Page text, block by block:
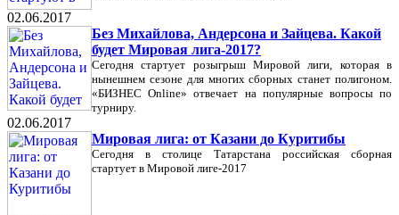
02.06.2017
Без Михайлова, Андерсона и Зайцева. Какой
будет Мировая лига-2017?
Сегодня стартует розыгрыш Мировой лиги, которая в
нынешнем сезоне для многих сборных станет полигоном.
«БИЗНЕС Online» отвечает на популярные вопросы по
турниру.
02.06.2017
Мировая лига: от Казани до Куритибы
Сегодня в столице Татарстана российская сборная
стартует в Мировой лиге-2017